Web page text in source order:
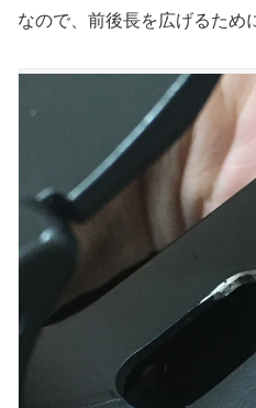
なので、前後長を広げるため